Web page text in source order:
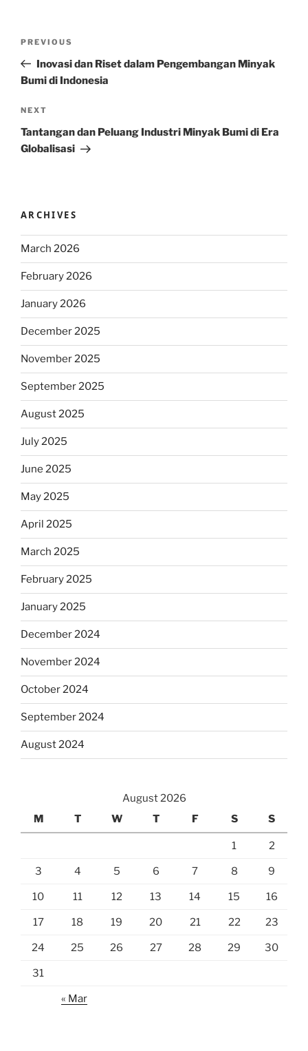
Previous
Post
PREVIOUS
Inovasi dan Riset dalam Pengembangan Minyak
Bumi di Indonesia
Next
Post
NEXT
Tantangan dan Peluang Industri Minyak Bumi di Era
Globalisasi
ARCHIVES
March 2026
February 2026
January 2026
December 2025
November 2025
September 2025
August 2025
July 2025
June 2025
May 2025
April 2025
March 2025
February 2025
January 2025
December 2024
November 2024
October 2024
September 2024
August 2024
August 2026
M
T W T F S S
1 2
3 4 5 6 7 8 9
10 11 12 13 14 15 16
17 18 19 20 21 22 23
24 25 26 27 28 29 30
31
« Mar